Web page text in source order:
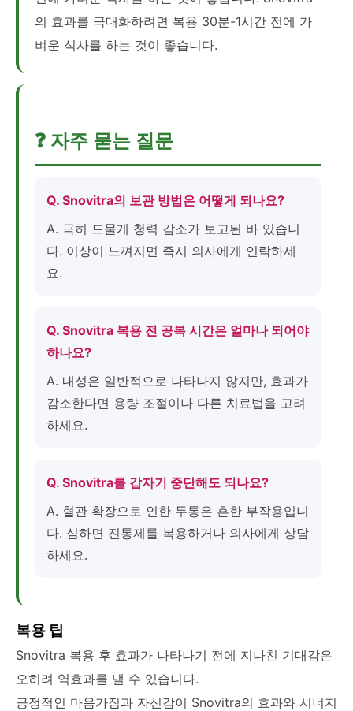
의 효과를 극대화하려면 복용 30분-1시간 전에 가
벼운 식사를 하는 것이 좋습니다.
❓ 자주 묻는 질문
Q. Snovitra의 보관 방법은 어떻게 되나요?
A. 극히 드물게 청력 감소가 보고된 바 있습니
다. 이상이 느껴지면 즉시 의사에게 연락하세
요.
Q. Snovitra 복용 전 공복 시간은 얼마나 되어야
하나요?
A. 내성은 일반적으로 나타나지 않지만, 효과가
감소한다면 용량 조절이나 다른 치료법을 고려
하세요.
Q. Snovitra를 갑자기 중단해도 되나요?
A. 혈관 확장으로 인한 두통은 흔한 부작용입니
다. 심하면 진통제를 복용하거나 의사에게 상담
하세요.
복용 팁
Snovitra 복용 후 효과가 나타나기 전에 지나친 기대감은
오히려 역효과를 낼 수 있습니다.
긍정적인 마음가짐과 자신감이 Snovitra의 효과와 시너지